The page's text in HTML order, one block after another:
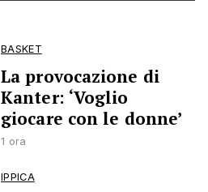
BASKET
La provocazione di
Kanter: ‘Voglio
giocare con le donne’
1 ora
IPPICA